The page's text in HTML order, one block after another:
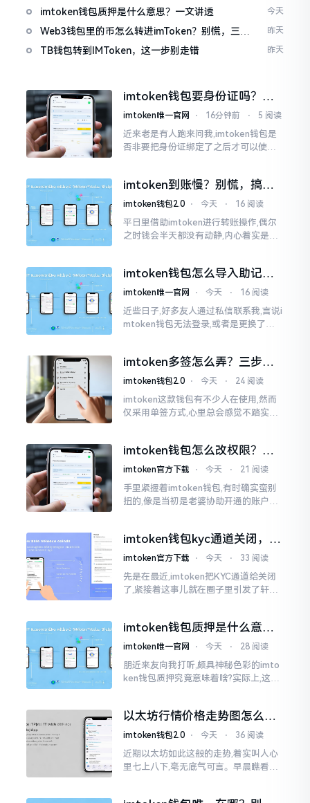
产
imtoken钱包质押是什么意思？一文讲透 今天
Web3钱包里的币怎么转进imToken？别慌，三步
搞定
昨天
TB钱包转到IMToken，这一步别走错 昨天
imtoken钱包要身份证吗？别
慌，看完这篇就懂了
imtoken唯一官网 ⋅ 16分钟前 ⋅ 5 阅读
近来老是有人跑来问我,imtoken钱包是
否非要把身份证绑定了之后才可以使用
清楚了
imtoken到账慢？别慌，搞懂
这几点比啥都强
imtoken钱包2.0 ⋅ 今天 ⋅ 16 阅读
平日里借助imtoken进行转账操作,偶尔
之时钱会半天都没有动静,内心着实是挺
这个东西呢
imtoken钱包怎么导入助记
词？手把手教你找回资产
imtoken唯一官网 ⋅ 今天 ⋅ 16 阅读
近些日子,好多友人通过私信联系我,言说i
mtoken钱包无法登录,或者是更换了手
imtoken多签怎么弄？三步搞
定，资产更安全
imtoken钱包2.0 ⋅ 今天 ⋅ 24 阅读
imtoken这款钱包有不少人在使用,然而
仅采用单签方式,心里总会感觉不踏实。
上就是给资产增添一道保障
imtoken钱包怎么改权限？老
用户手把手教你换主人
imtoken官方下载 ⋅ 今天 ⋅ 21 阅读
手里紧握着imtoken钱包,有时确实蛮别
扭的,像是当初是老婆协助开通的账户呢,
imtoken钱包kyc通道关闭，你
的资产咋办？
imtoken官方下载 ⋅ 今天 ⋅ 33 阅读
先是在最近,imtoken把KYC通道给关闭
了,紧接着这事儿就在圈子里引发了轩然
imtoken钱包质押是什么意
思？一文讲透
imtoken唯一官网 ⋅ 今天 ⋅ 28 阅读
朋近来友向我打听,颇具神秘色彩的imto
ken钱包质押究竟意味着啥?实际上,这一
以太坊行情价格走势图怎么看
才不亏钱
imtoken钱包2.0 ⋅ 今天 ⋅ 36 阅读
近期以太坊如此这般的走势,着实叫人心
里七上八下,毫无底气可言。早晨瞧看之